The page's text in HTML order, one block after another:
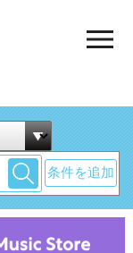
条件を追加